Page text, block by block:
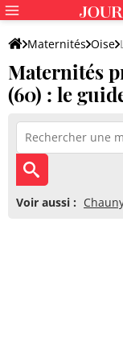
Maternités Oise
Maternités
(60) : le
Voir aussi :